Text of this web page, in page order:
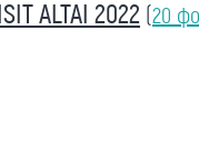
ALTAI 2022 (20